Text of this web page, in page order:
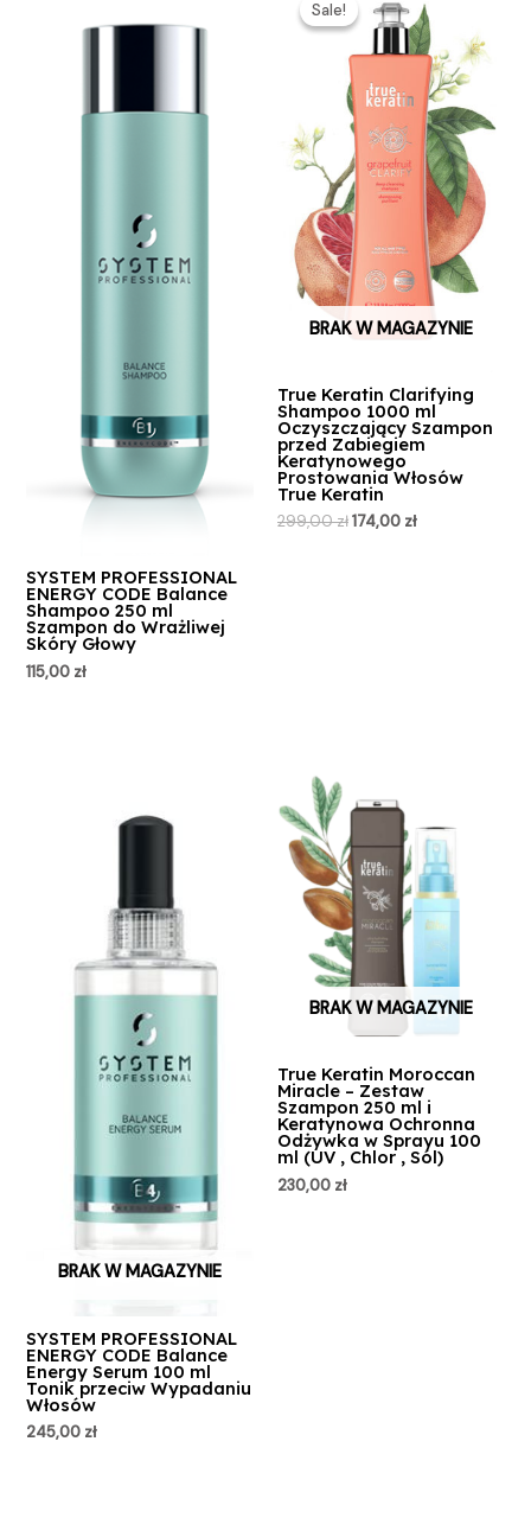
SYSTEM PROFESSIONAL
ENERGY CODE Balance
Shampoo 250 ml
Szampon do Wrażliwej
Skóry Głowy
115,00 zł
Sale!
BRAK W MAGAZYNIE
Sale!
True Keratin Clarifying
Shampoo 1000 ml
Oczyszczający Szampon
przed Zabiegiem
Keratynowego
Prostowania Włosów
True Keratin
299,00zł
wynosiła:
299,00 zł.
174,00 zł
wynosi:
174,00 zł.
BRAK W MAGAZYNIE
SYSTEM PROFESSIONAL
ENERGY CODE Balance
Energy Serum 100 ml
Tonik przeciw Wypadaniu
Włosów
245,00 zł
BRAK W MAGAZYNIE
True Keratin Moroccan
Miracle – Zestaw
Szampon 250 ml i
Keratynowa Ochronna
Odżywka w Sprayu 100
ml (UV , Chlor , Sól)
230,00 zł